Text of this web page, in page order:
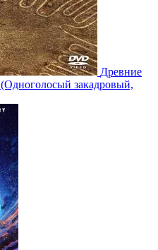
Древние
(Одноголосый закадровый,